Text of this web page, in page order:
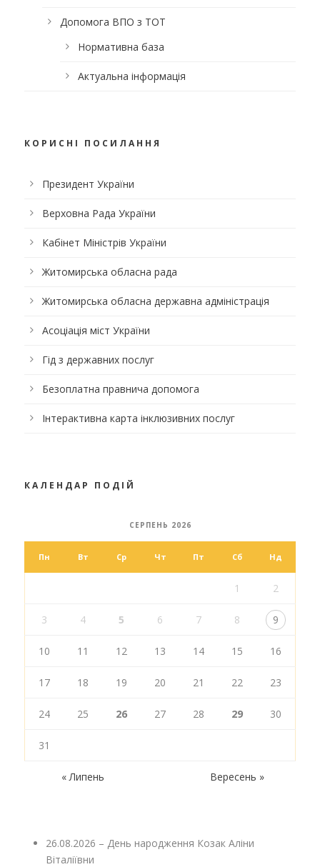
Допомога ВПО з ТОТ
Нормативна база
Актуальна інформація
КОРИСНІ ПОСИЛАННЯ
Президент України
Верховна Рада України
Кабінет Міністрів України
Житомирська обласна рада
Житомирська обласна державна адміністрація
Асоціація міст України
Гід з державних послуг
Безоплатна правнича допомога
Інтерактивна карта інклюзивних послуг
КАЛЕНДАР ПОДІЙ
СЕРПЕНЬ 2026
Пн Вт Ср Чт Пт Сб Нд
1 2
3 4 5 6 7 8 9
10 11 12 13 14 15 16
17 18 19 20 21 22 23
24 25 26 27 28 29 30
31
« Липень Вересень »
26.08.2026 – День народження Козак Аліни
Віталіївни